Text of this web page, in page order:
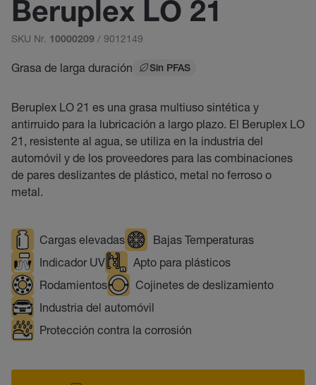
Beruplex LO 21
SKU Nr. 10000209 / 9012149
Grasa de larga duración Sin PFAS
Beruplex LO 21 es una grasa multiuso sintética y
antirruido para la lubricación a largo plazo. El Beruplex LO
21, resistente al agua, se utiliza en la industria del
automóvil y de los proveedores para las combinaciones
de pares deslizantes de plástico, metal no ferroso o
metal.
Cargas elevadas
Bajas Temperaturas
Indicador UV
Apto para plásticos
Rodamientos
Cojinetes de deslizamiento
Industria del automóvil
Protección contra la corrosión